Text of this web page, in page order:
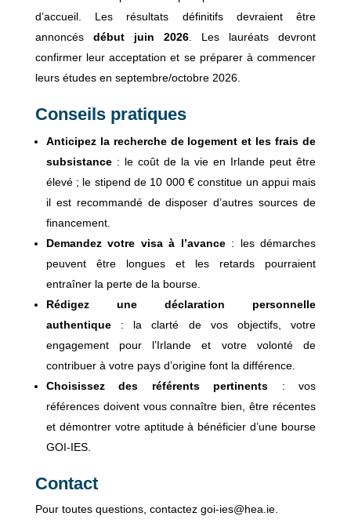
d’accueil. Les résultats définitifs devraient être
annoncés début juin 2026 . Les lauréats devront
confirmer leur acceptation et se préparer à commencer
leurs études en septembre/octobre 2026.
Conseils pratiques
Anticipez la recherche de logement et les frais de
subsistance: le coût de la vie en Irlande peut être
élevé ; le stipend de 10 000 € constitue un appui mais
il est recommandé de disposer d’autres sources de
financement.
Demandez votre visa à l’avance: les démarches
peuvent être longues et les retards pourraient
entraîner la perte de la bourse.
Rédigez une déclaration personnelle
authentique: la clarté de vos objectifs, votre
engagement pour l’Irlande et votre volonté de
contribuer à votre pays d’origine font la différence.
Choisissez des référents pertinents : vos
références doivent vous connaître bien, être récentes
et démontrer votre aptitude à bénéficier d’une bourse
GOI-IES.
Contact
Pour toutes questions, contactez goi-ies@hea.ie.